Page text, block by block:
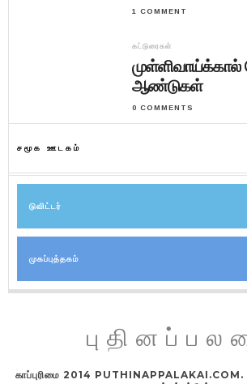
1 COMMENT
கட்டுரைகள்
முள்ளிவாய்க்கால்
ஆண்டுகள்
0 COMMENTS
சமூக ஊடகம்
டுவிட்டர்
முகப்புத்தகம்
காப்புரிமை 2014